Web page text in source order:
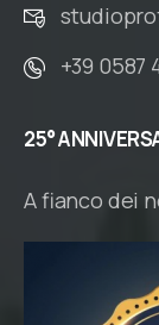
+39 0587
25°
A fianco dei